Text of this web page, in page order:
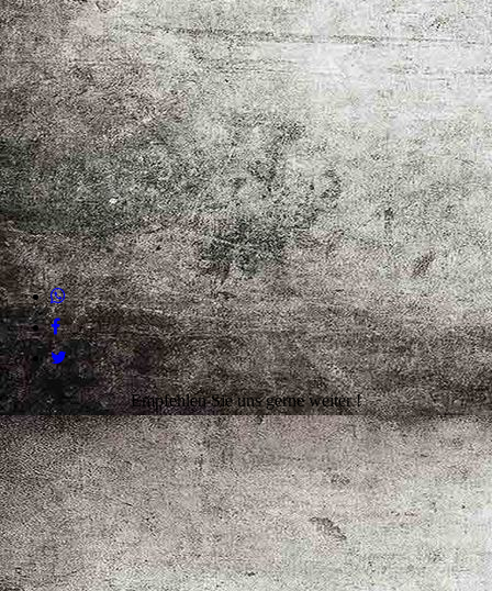
Empfehlen Sie uns gerne weiter !